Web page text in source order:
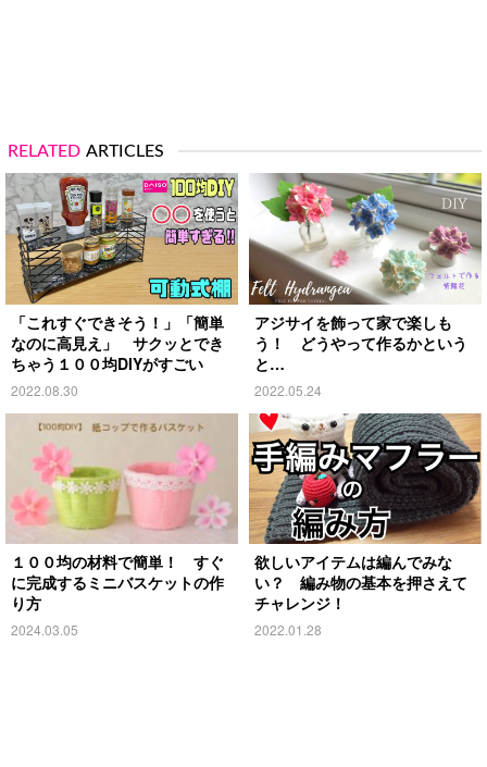
RELATED ARTICLES
「これすぐできそう！」「簡単
なのに高見え」 サクッとでき
ちゃう１００均DIYがすごい
2022.08.30
アジサイを飾って家で楽しも
う！ どうやって作るかという
と…
2022.05.24
１００均の材料で簡単！ すぐ
に完成するミニバスケットの作
り方
2024.03.05
欲しいアイテムは編んでみな
い？ 編み物の基本を押さえて
チャレンジ！
2022.01.28